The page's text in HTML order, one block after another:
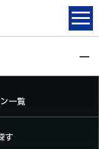
一覧
す